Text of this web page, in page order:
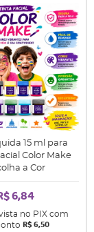
15 ml para
Color Make
a Cor
6,84
no PIX com
R$ 6,50